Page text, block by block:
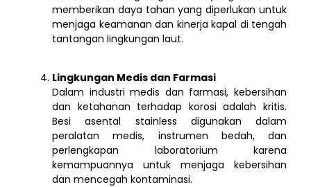
memberikan daya tahan yang diperlukan untuk
menjaga keamanan dan kinerja kapal di tengah
tantangan lingkungan laut.
Lingkungan Medis dan Farmasi
Dalam industri medis dan farmasi, kebersihan
dan ketahanan terhadap korosi adalah kritis.
Besi asental stainless digunakan dalam
peralatan medis, instrumen bedah, dan
perlengkapan laboratorium karena
kemampuannya untuk menjaga kebersihan
dan mencegah kontaminasi.